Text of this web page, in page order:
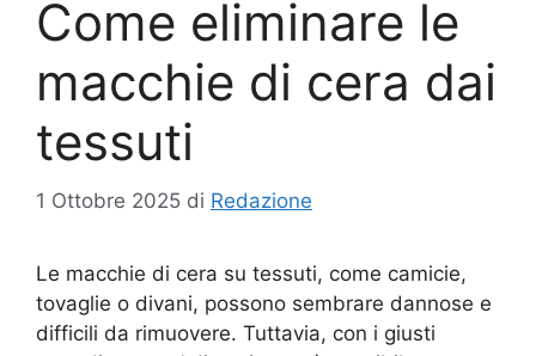
Come eliminare le
macchie di cera dai
tessuti
1 Ottobre 2025 di Redazione
Le macchie di cera su tessuti, come camicie,
tovaglie o divani, possono sembrare dannose e
difficili da rimuovere. Tuttavia, con i giusti